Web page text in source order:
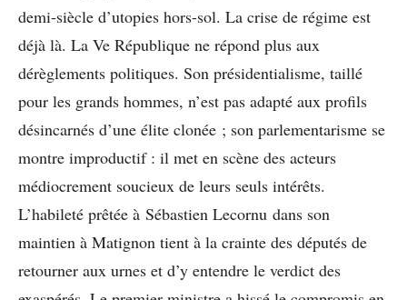
demi-siècle d’utopies hors-sol. La crise de régime est
déjà là. La Ve République ne répond plus aux
dérèglements politiques. Son présidentialisme, taillé
pour les grands hommes, n’est pas adapté aux profils
désincarnés d’une élite clonée ; son parlementarisme se
montre improductif : il met en scène des acteurs
médiocrement soucieux de leurs seuls intérêts.
L’habileté prêtée à Sébastien Lecornu dans son
maintien à Matignon tient à la crainte des députés de
retourner aux urnes et d’y entendre le verdict des